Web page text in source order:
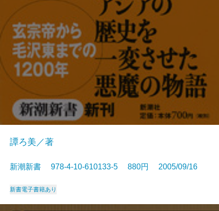
譚ろ美／著
新潮新書 978-4-10-610133-5 880円 2005/09/16
新書電子書籍あり